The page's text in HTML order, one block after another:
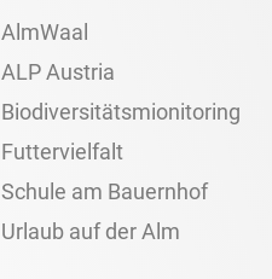
AlmWaal
ALP Austria
Biodiversitätsmionitoring
Futtervielfalt
Schule am Bauernhof
Urlaub auf der Alm